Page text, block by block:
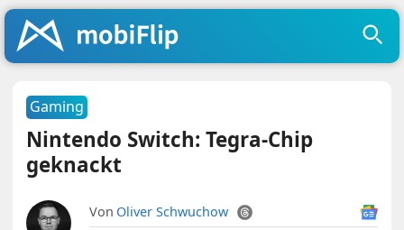
Gaming
Nintendo Switch: Tegra-Chip
geknackt
Von Oliver Schwuchow